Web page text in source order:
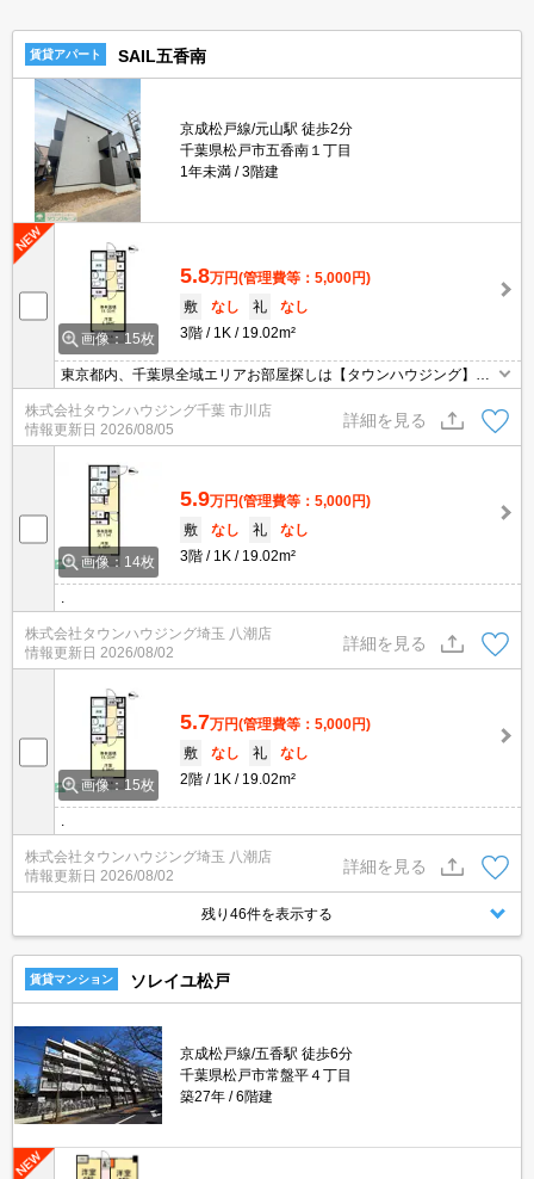
賃貸アパート SAIL五香南
京成松戸線/元山駅 徒歩2分
千葉県松戸市五香南１丁目
1年未満
3階建
画像：15枚
5.8万円(管理費等：5,000円)
敷
なし 礼
なし
3階
1K 19.02m²
東京都内、千葉県全域エリアお部屋探しは【タウンハウジング】に
お任せください！オンラインでご相談・ご見学・ご契約お手続きも
ご対応可能です。
株式会社タウンハウジング千葉 市川店
情報更新日 2026/08/05
詳細を見る
画像：14枚
5.9万円(管理費等：5,000円)
敷
なし 礼
なし
3階
1K 19.02m²
株式会社タウンハウジング埼玉 八潮店
情報更新日 2026/08/02
詳細を見る
画像：15枚
5.7万円(管理費等：5,000円)
敷
なし 礼
なし
2階
1K 19.02m²
株式会社タウンハウジング埼玉 八潮店
情報更新日 2026/08/02
詳細を見る
残り46件を表示する
賃貸マンション ソレイユ松戸
京成松戸線/五香駅 徒歩6分
千葉県松戸市常盤平４丁目
築27年
6階建